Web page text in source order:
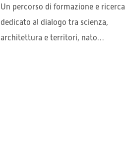
Un percorso di formazione e ricerca
dedicato al dialogo tra scienza,
architettura e territori, nato…